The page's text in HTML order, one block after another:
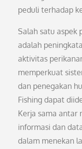
peduli terhadap
Salah satu aspek
adalah
aktivitas
memperkuat
dan penegakan
Fishing dapat
Kerja sama antar
informasi dan
dalam menekan